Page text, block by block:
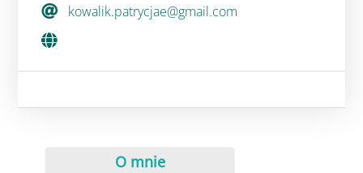
kowalik.patrycjae@gmail.com
O mnie